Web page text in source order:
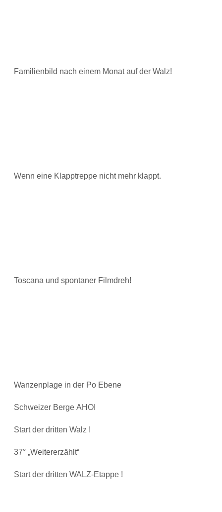
Familienbild nach einem Monat auf der Walz!
Wenn eine Klapptreppe nicht mehr klappt.
Toscana und spontaner Filmdreh!
Wanzenplage in der Po Ebene
Schweizer Berge AHOI
Start der dritten Walz !
37° „Weitererzählt“
Start der dritten WALZ-Etappe !